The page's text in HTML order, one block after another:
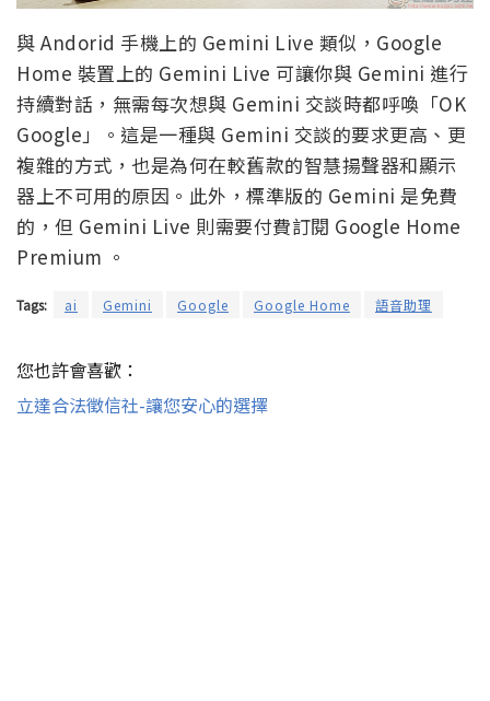
與 Andorid 手機上的 Gemini Live 類似，Google
Home 裝置上的 Gemini Live 可讓你與 Gemini 進行
持續對話，無需每次想與 Gemini 交談時都呼喚「OK
Google」。這是一種與 Gemini 交談的要求更高、更
複雜的方式，也是為何在較舊款的智慧揚聲器和顯示
器上不可用的原因。此外，標準版的 Gemini 是免費
的，但 Gemini Live 則需要付費訂閱 Google Home
Premium 。
Tags: ai Gemini Google Google Home 語音助理
您也許會喜歡：
立達合法徵信社-讓您安心的選擇